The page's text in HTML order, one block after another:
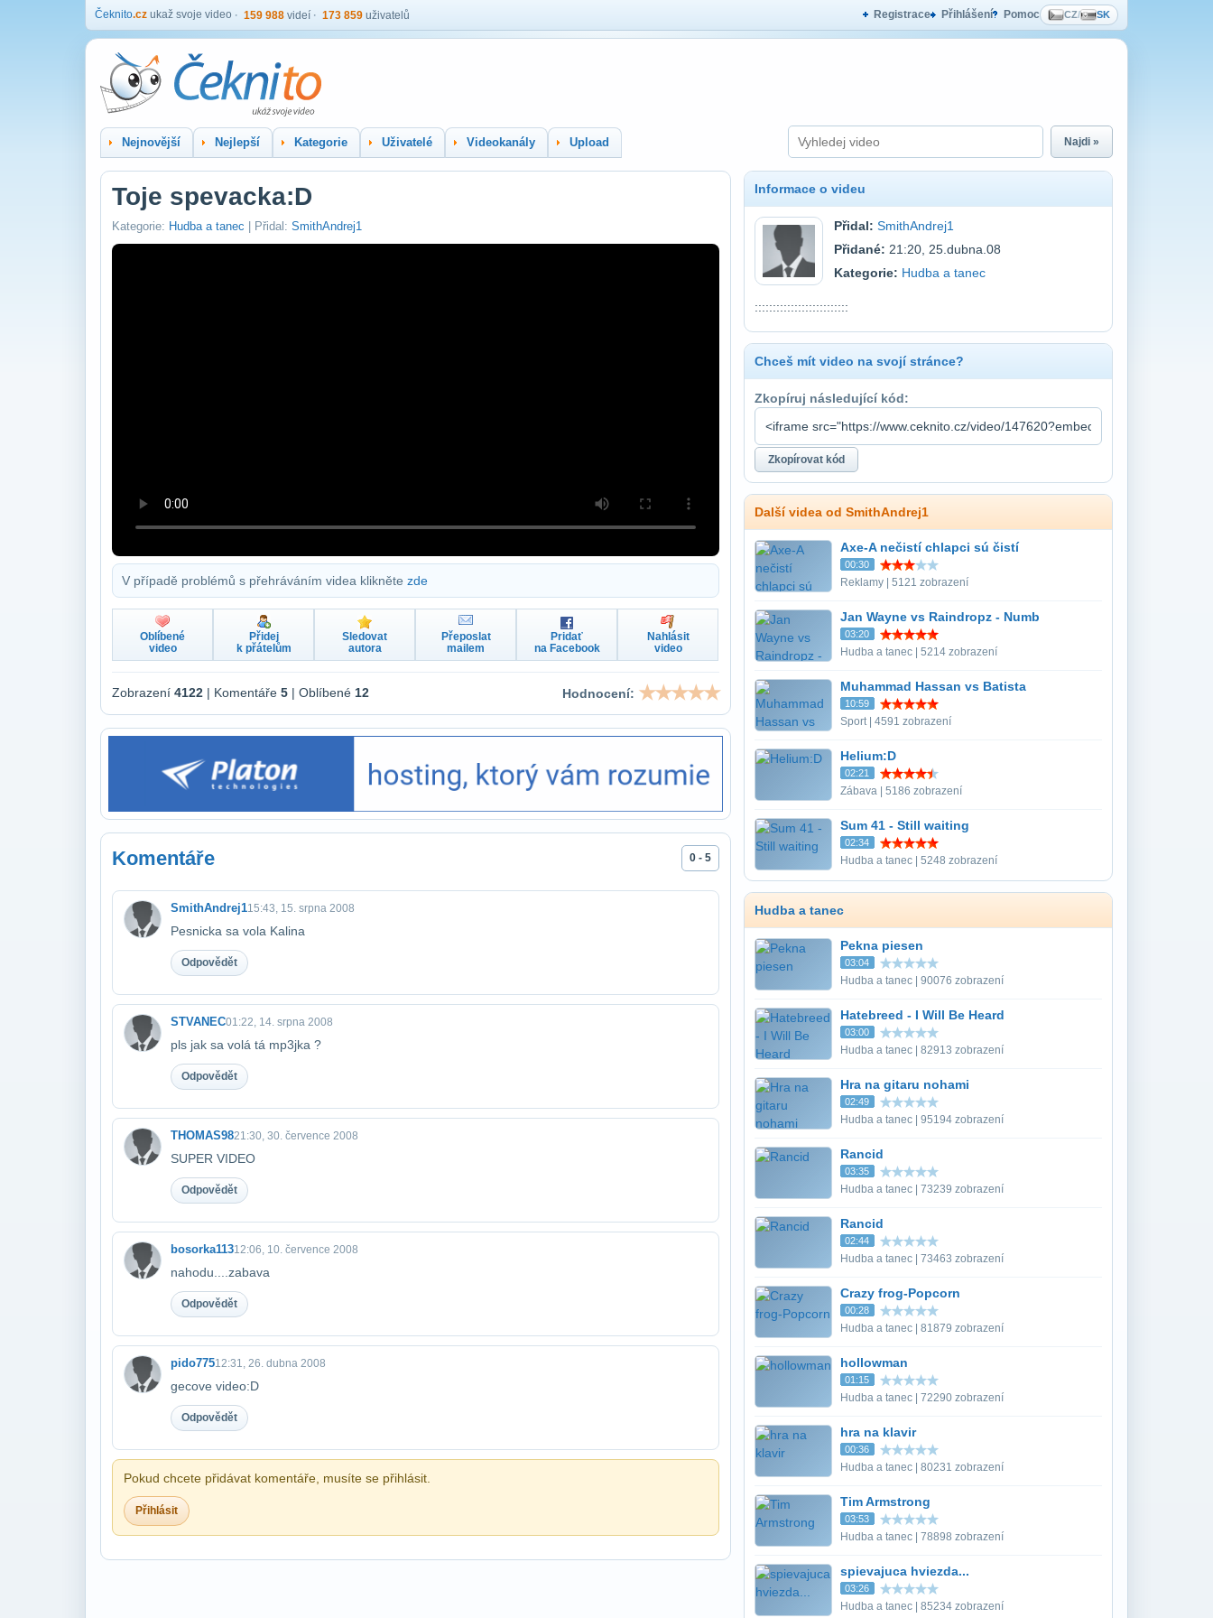
Čeknito.cz ukaž svoje video 159 988 videí 173 859 uživatelů Registrace Přihlášení Pomoc CZ/ SK
Nejnovější Nejlepší Kategorie Uživatelé Videokanály Upload Najdi »
Toje spevacka:D
Kategorie: Hudba a tanec | Přidal: SmithAndrej1
V případě problémů s přehráváním videa klikněte zde
Oblíbené
video
Přidej
k přátelům
Sledovat
autora
Přeposlat
mailem
Pridať
na Facebook
Nahlásit
video
Zobrazení 4122 | Komentáře 5 | Oblíbené 12 Hodnocení:
Komentáře 0 - 5
SmithAndrej115:43, 15. srpna 2008
Pesnicka sa vola Kalina
Odpovědět
STVANEC01:22, 14. srpna 2008
pls jak sa volá tá mp3jka ?
Odpovědět
THOMAS9821:30, 30. července 2008
SUPER VIDEO
Odpovědět
bosorka11312:06, 10. července 2008
nahodu....zabava
Odpovědět
pido77512:31, 26. dubna 2008
gecove video:D
Odpovědět
Pokud chcete přidávat komentáře, musíte se přihlásit.
Přihlásit
Informace o videu
Přidal: SmithAndrej1
Přidané: 21:20, 25.dubna.08
Kategorie: Hudba a tanec
::::::::::::::::::::::::::
Chceš mít video na svojí stránce?
Zkopíruj následující kód:
Další videa od SmithAndrej1
Axe-A nečistí chlapci sú čistí
00:30
Reklamy | 5121 zobrazení
Jan Wayne vs Raindropz - Numb
03:20
Hudba a tanec | 5214 zobrazení
Muhammad Hassan vs Batista
10:59
Sport | 4591 zobrazení
Helium:D
02:21
Zábava | 5186 zobrazení
Sum 41 - Still waiting
02:34
Hudba a tanec | 5248 zobrazení
Hudba a tanec
Pekna piesen
03:04
Hudba a tanec | 90076 zobrazení
Hatebreed - I Will Be Heard
03:00
Hudba a tanec | 82913 zobrazení
Hra na gitaru nohami
02:49
Hudba a tanec | 95194 zobrazení
Rancid
03:35
Hudba a tanec | 73239 zobrazení
Rancid
02:44
Hudba a tanec | 73463 zobrazení
Crazy frog-Popcorn
00:28
Hudba a tanec | 81879 zobrazení
hollowman
01:15
Hudba a tanec | 72290 zobrazení
hra na klavir
00:36
Hudba a tanec | 80231 zobrazení
Tim Armstrong
03:53
Hudba a tanec | 78898 zobrazení
spievajuca hviezda...
03:26
Hudba a tanec | 85234 zobrazení